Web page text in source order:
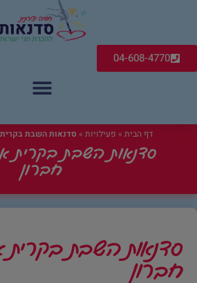
04-608-4770
דף הבית » פעילויות » סדנאות השבת
סדנאות השבת בקרית
חברון
סדנאות השבת בקרית
חברון